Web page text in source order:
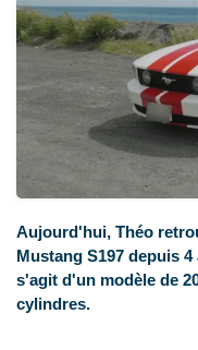
Aujourd'hui, Théo
Mustang S197 depuis
s'agit d'un modèle de
cylindres.